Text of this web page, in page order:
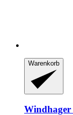
Warenkorb
Windhager